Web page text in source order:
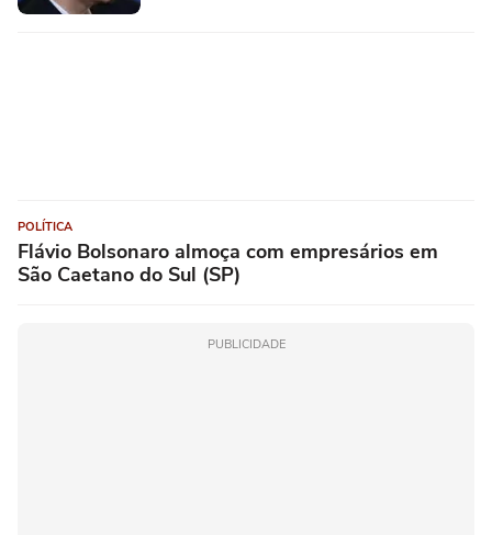
POLÍTICA
Flávio Bolsonaro almoça com empresários em
São Caetano do Sul (SP)
PUBLICIDADE